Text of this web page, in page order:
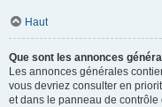
Haut
Que sont les annonces
Les annonces générales
vous devriez consulter en
et dans le panneau de contrôle